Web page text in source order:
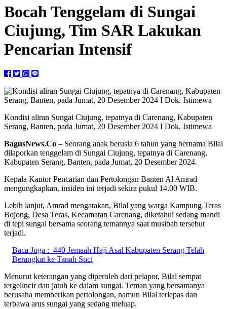
Bocah Tenggelam di Sungai
Ciujung, Tim SAR Lakukan
Pencarian Intensif
Kondisi aliran Sungai Ciujung, tepatnya di Carenang, Kabupaten
Serang, Banten, pada Jumat, 20 Desember 2024 I Dok. Istimewa
BagusNews.Co – Seorang anak berusia 6 tahun yang bernama Bilal
dilaporkan tenggelam di Sungai Ciujung, tepatnya di Carenang,
Kabupaten Serang, Banten, pada Jumat, 20 Desember 2024.
Kepala Kantor Pencarian dan Pertolongan Banten Al Amrad
mengungkapkan, insiden ini terjadi sekira pukul 14.00 WIB.
Lebih lanjut, Amrad mengatakan, Bilal yang warga Kampung Teras
Bojong, Desa Teras, Kecamatan Carenang, diketahui sedang mandi
di tepi sungai bersama seorang temannya saat musibah tersebut
terjadi.
Baca Juga : 440 Jemaah Haji Asal Kabupaten Serang Telah
Berangkat ke Tanah Suci
Menurut keterangan yang diperoleh dari pelapor, Bilal sempat
tergelincir dan jatuh ke dalam sungai. Teman yang bersamanya
berusaha memberikan pertolongan, namun Bilal terlepas dan
terbawa arus sungai yang sedang meluap.